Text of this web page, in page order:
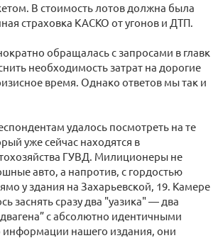
В стоимость лотов должна была
страховка КАСКО от угонов и ДТП.
обращалась с запросами в главк
необходимость затрат на дорогие
время. Однако ответов мы так и
удалось посмотреть на те
уже сейчас находятся в
ГУВД. Милиционеры не
авто, а напротив, с гордостью
у здания на Захарьевской, 19. Камере
заснять сразу два "уазика" — два
с абсолютно идентичными
нашего издания, они